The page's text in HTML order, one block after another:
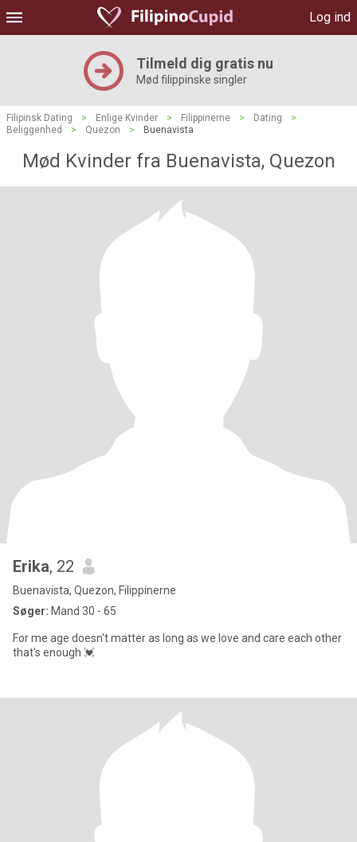
Log ind
Tilmeld dig gratis nu
Mød filippinske singler
Filipinsk Dating > Enlige Kvinder > Filippinerne > Dating
>
Beliggenhed
> Quezon > Buenavista
Mød Kvinder fra Buenavista, Quezon
Erika, 22
Buenavista, Quezon, Filippinerne
Søger: Mand 30 - 65
For me age doesn't matter as long as we love and care each other
that's enough 💓